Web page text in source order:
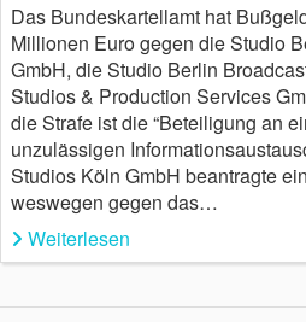
Das Bundeskartellamt hat
Millionen Euro gegen die Studio
GmbH, die Studio Berlin
Studios & Production Services
die Strafe ist die “Beteiligung an
unzulässigen
Studios Köln GmbH beantragte
weswegen gegen das…
Weiterlesen